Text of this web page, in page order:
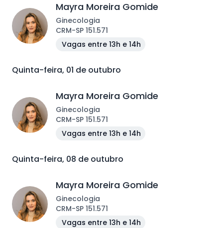
Mayra Moreira Gomide
Ginecologia
CRM-SP 151.571
Vagas entre 13h e 14h
Quinta-feira, 01 de outubro
Mayra Moreira Gomide
Ginecologia
CRM-SP 151.571
Vagas entre 13h e 14h
Quinta-feira, 08 de outubro
Mayra Moreira Gomide
Ginecologia
CRM-SP 151.571
Vagas entre 13h e 14h